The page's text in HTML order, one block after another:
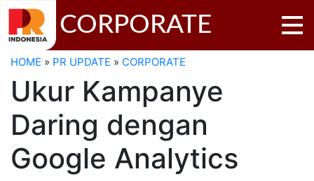
CORPORATE
HOME » PR UPDATE » CORPORATE
Ukur Kampanye
Daring dengan
Google Analytics